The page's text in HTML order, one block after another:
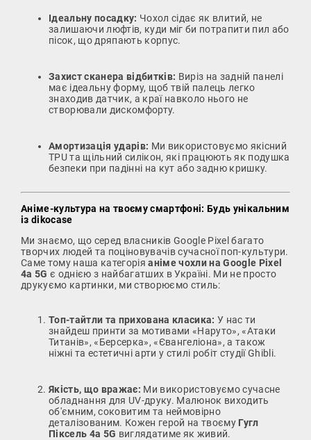
Ідеальну посадку: Чохол сідає як влитий, не
залишаючи люфтів, куди міг би потрапити пил або
пісок, що дряпають корпус.
Захист сканера відбитків: Виріз на задній панелі
має ідеальну форму, щоб твій палець легко
знаходив датчик, а краї навколо нього не
створювали дискомфорту.
Амортизація ударів: Ми використовуємо якісний
TPU та щільний силікон, які працюють як подушка
безпеки при падінні на кут або задню кришку.
Аніме-культура на твоєму смартфоні: Будь унікальним
із dikocase
Ми знаємо, що серед власників Google Pixel багато
творчих людей та поціновувачів сучасної поп-культури.
Саме тому наша категоріяаніме чохли на Google Pixel
4a 5G є однією з найбагатших в Україні. Ми не просто
друкуємо картинки, ми створюємо стиль:
Топ-тайтли та прихована класика: У нас ти
знайдеш принти за мотивами «Наруто», «Атаки
Титанів», «Берсерка», «Євангеліона», а також
ніжні та естетичні арти у стилі робіт студії Ghibli.
Якість, що вражає: Ми використовуємо сучасне
обладнання для UV-друку. Малюнок виходить
об'ємним, соковитим та неймовірно
деталізованим. Кожен герой на твоєму Гугл
Піксель 4а 5G виглядатиме як живий.